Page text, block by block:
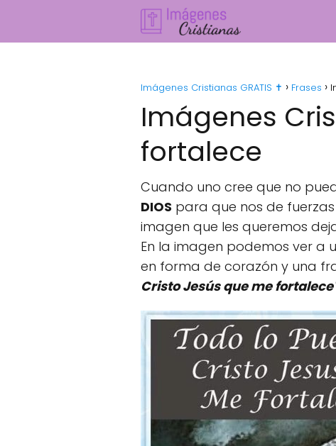
Imágenes Cristianas GRATIS ✝️ Frases
Imágenes
fortalece
Cuando uno cree que no
DIOS para que nos de
imagen que les queremos
En la imagen podemos ver a
en forma de corazón y una
Cristo Jesús que me